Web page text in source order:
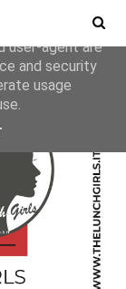
its services
user-agent are
and security
usage